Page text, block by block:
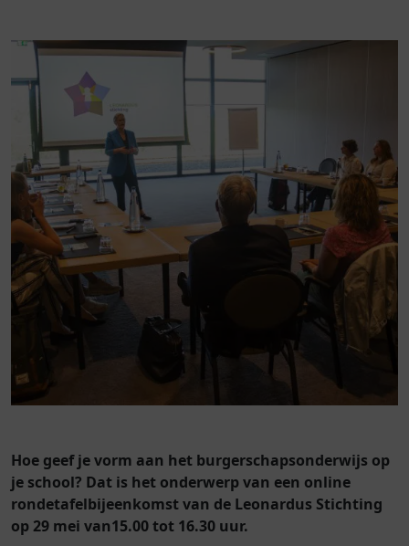
Hoe geef je vorm aan het burgerschapsonderwijs op
je school? Dat is het onderwerp van een online
rondetafelbijeenkomst van de Leonardus Stichting
op 29 mei van15.00 tot 16.30 uur.